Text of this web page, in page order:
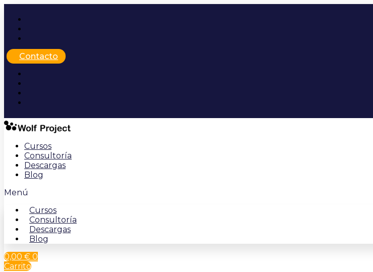
contenido
Contacto
Cursos
Consultoría
Descargas
Blog
Menú
Cursos
Consultoría
Descargas
Blog
0,00 € 0
Carrito